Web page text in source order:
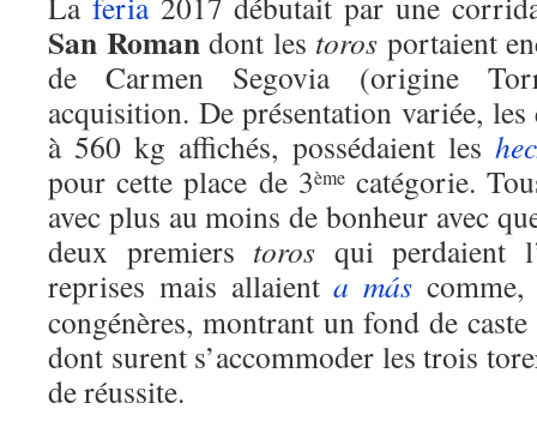
San Romandont les toros portaient
de Carmen Segovia (origine
acquisition. De présentation variée,
à 560 kg affichés, possédaient les
pour cette place de 3èmecatégorie.
avec plus au moins de bonheur avec
deux premiers toros qui perdaient
reprises mais allaienta más
congénères, montrant un fond de
dont surent s’accommoder les trois
de réussite.